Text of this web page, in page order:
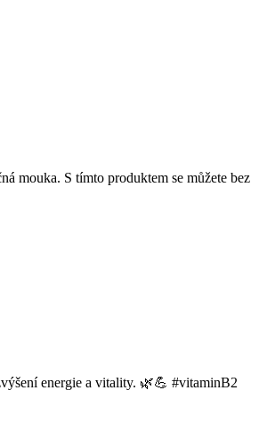
mouka. S tímto produktem se můžete bez
energie a vitality. 🌿💪 #vitaminB2